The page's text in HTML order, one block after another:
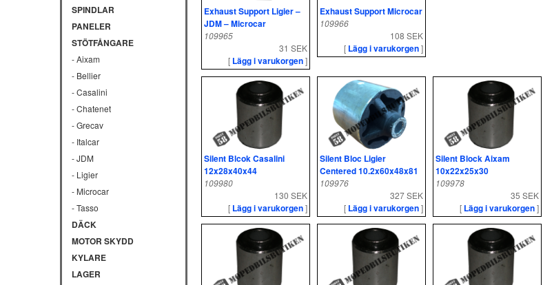
SPINDLAR
PANELER
STÖTFÅNGARE
- Aixam
- Bellier
- Casalini
- Chatenet
- Grecav
- Italcar
- JDM
- Ligier
- Microcar
- Tasso
DÄCK
MOTOR SKYDD
KYLARE
LAGER
Exhaust Support Ligier –
JDM – Microcar
109965
31 SEK
[ Lägg i varukorgen]
Exhaust Support Microcar
109966
108 SEK
[ Lägg i varukorgen]
Silent Blcok Casalini
12x28x40x44
109980
130 SEK
[ Lägg i varukorgen]
Silent Bloc Ligier
Centered 10.2x60x48x81
109976
327 SEK
[ Lägg i varukorgen]
Silent Block Aixam
10x22x25x30
109978
35 SEK
[ Lägg i varukorgen]